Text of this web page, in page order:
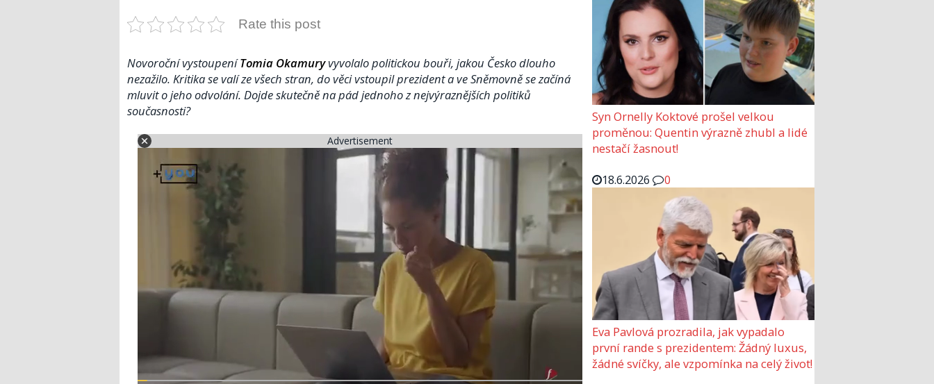
Rate this post
Novoroční vystoupeníTomia Okamuryvyvolalo politickou bouři, jakou Česko dlouho
nezažilo. Kritika se valí ze všech stran, do věci vstoupil prezident a ve Sněmovně se začíná
mluvit o jeho odvolání. Dojde skutečně na pád jednoho z nejvýraznějších politiků
současnosti?
Advertisement
Syn Ornelly Koktové prošel velkou
proměnou: Quentin výrazně zhubl a lidé
nestačí žasnout!
18.6.2026
0
Eva Pavlová prozradila, jak vypadalo
první rande s prezidentem: Žádný luxus,
žádné svíčky, ale vzpomínka na celý život!